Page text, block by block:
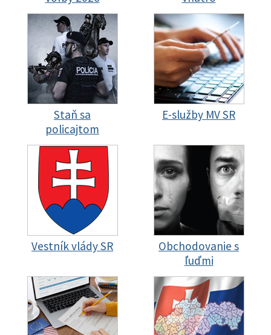
Staň sa
policajtom
E-služby MV SR
Vestník vlády SR
Obchodovanie s
ľuďmi